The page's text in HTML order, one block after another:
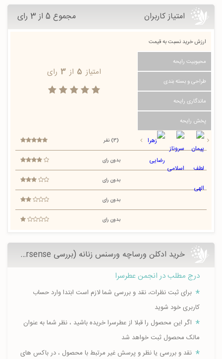
امتیاز کاربران مجموع 5 از 3 رای
ارزش خرید نسبت به قیمت
محبوبیت رایحه
طراحی و بسته بندی
ماندگاری رایحه
پخش رایحه
امتیاز 5 از 3 رای
(3) نفر
بدون رای
بدون رای
بدون رای
بدون رای
خرید ادکلن ورساچه ورسنس زنانه (بررسی Versace Versense)
درج مطلب در انجمن عطرسرا
برای ثبت نظرات، نقد و بررسی شما لازم است ابتدا وارد حساب
کاربری خود شوید
اگر این محصول را قبلا از عطرسرا خریده باشید ، نظر شما به عنوان
مالک محصول ثبت خواهد شد
نقد و بررسی یا نظر و پرسش غیر مرتبط با محصول ، در باکس های